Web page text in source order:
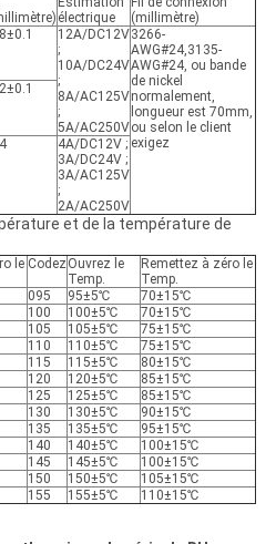
électrique
(millimètre)
12A/DC12V
;
10A/DC24V
;
8A/AC125V
;
5A/AC250V
3266-
AWG#24,3135-
AWG#24, ou bande
de nickel
normalement,
longueur est 70mm,
ou selon le client
exigez
4A/DC12V ;
3A/DC24V ;
3A/AC125V
;
2A/AC250V
et de la température de
le CodezOuvrez le
Temp.
Remettez à zéro le
Temp.
095 95±5℃
70±15℃
100 100±5℃
70±15℃
105 105±5℃
75±15℃
110 110±5℃
75±15℃
115 115±5℃
80±15℃
120 120±5℃
85±15℃
125 125±5℃
85±15℃
130 130±5℃
90±15℃
135 135±5℃
95±15℃
140 140±5℃
100±15℃
145 145±5℃
100±15℃
150 150±5℃
105±15℃
155 155±5℃ 110±15℃